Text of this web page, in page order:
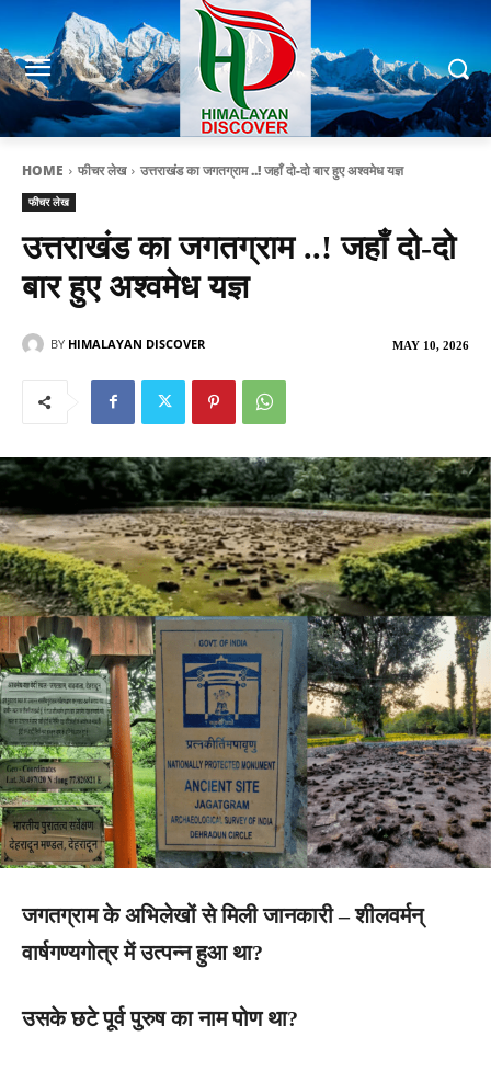
HOME फीचर लेख उत्तराखंड का जगतग्राम ..! जहाँ दो-दो बार हुए अश्वमेध यज्ञ
फीचर लेख
उत्तराखंड का जगतग्राम ..! जहाँ दो-दो
बार हुए अश्वमेध यज्ञ
MAY 10, 2026
BY HIMALAYAN DISCOVER
जगतग्राम के अभिलेखों से मिली जानकारी – शीलवर्मन्
वार्षगण्यगोत्र में उत्पन्न हुआ था?
उसके छटे पूर्व पुरुष का नाम पोण था?